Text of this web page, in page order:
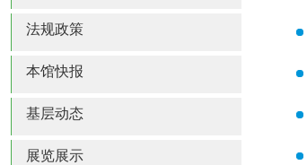
法规政策
本馆快报
基层动态
展览展示